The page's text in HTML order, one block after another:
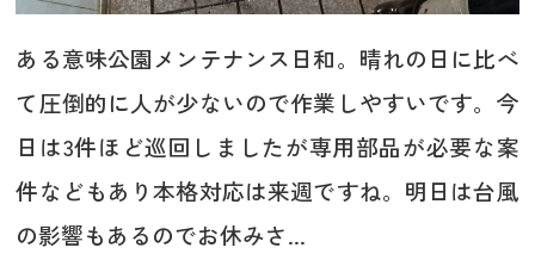
ある意味公園メンテナンス日和。晴れの日に比べ
て圧倒的に人が少ないので作業しやすいです。今
日は3件ほど巡回しましたが専用部品が必要な案
件などもあり本格対応は来週ですね。明日は台風
の影響もあるのでお休みさ...